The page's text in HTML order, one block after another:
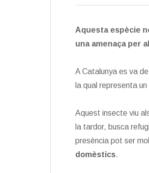
Aquesta espècie
una amenaça per
A Catalunya es va
la qual representa
Aquest insecte viu
la tardor, busca
presència pot ser
domèstics.